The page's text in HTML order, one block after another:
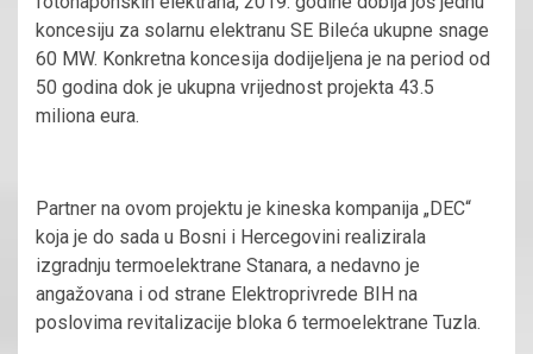
koncesiju za solarnu elektranu SE Bileća ukupne snage
60 MW. Konkretna koncesija dodijeljena je na period od
50 godina dok je ukupna vrijednost projekta 43.5
miliona eura.
Partner na ovom projektu je kineska kompanija „DEC“
koja je do sada u Bosni i Hercegovini realizirala
izgradnju termoelektrane Stanara, a nedavno je
angažovana i od strane Elektroprivrede BIH na
poslovima revitalizacije bloka 6 termoelektrane Tuzla.